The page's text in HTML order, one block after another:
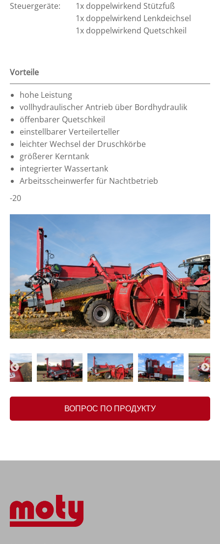
Steuergeräte:
1x doppelwirkend Stützfuß
1x doppelwirkend Lenkdeichsel
1x doppelwirkend Quetschkeil
Vorteile
hohe Leistung
vollhydraulischer Antrieb über Bordhydraulik
öffenbarer Quetschkeil
einstellbarer Verteilerteller
leichter Wechsel der Druschkörbe
größerer Kerntank
integrierter Wassertank
Arbeitsscheinwerfer für Nachtbetrieb
-20
ВОПРОС ПО ПРОДУКТУ